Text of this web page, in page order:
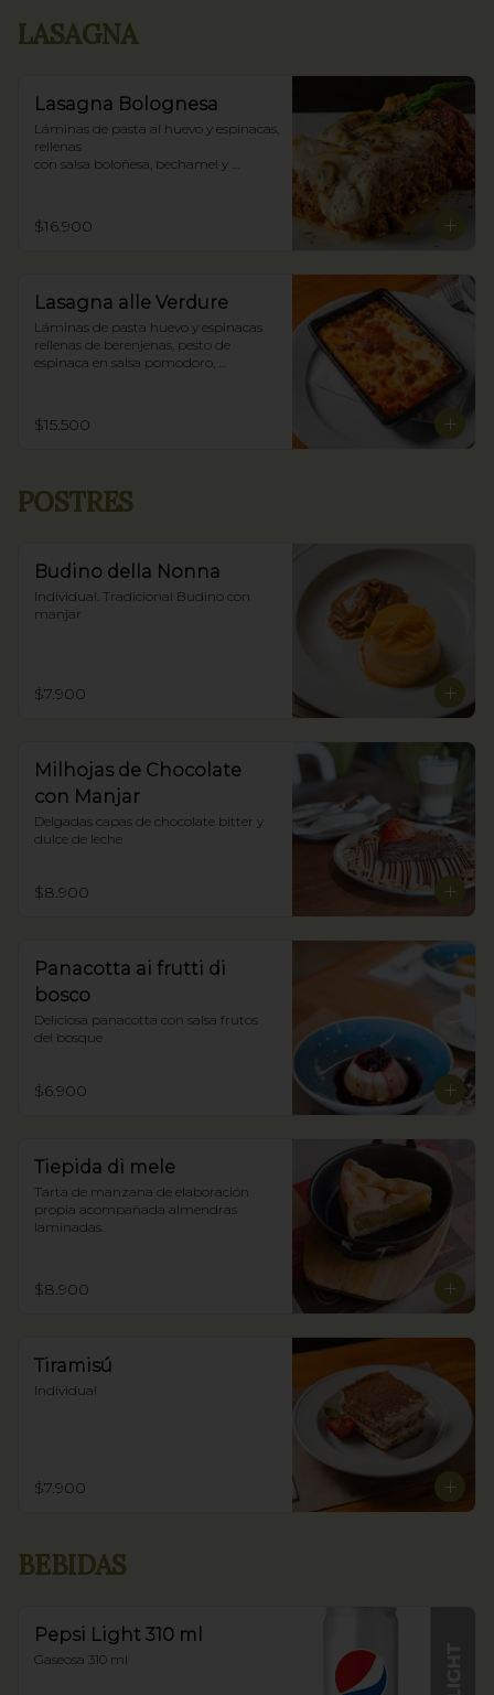
LASAGNA
Lasagna Bolognesa
Láminas de pasta al huevo y espinacas,
rellenas
con salsa boloñesa, bechamel y
$16.900
Lasagna alle Verdure
Láminas de pasta huevo y espinacas
rellenas de berenjenas, pesto de
espinaca en salsa pomodoro,
$15.500
POSTRES
Budino della Nonna
Individual. Tradicional Budino con
manjar
$7.900
Milhojas de Chocolate
con Manjar
Delgadas capas de chocolate bitter y
dulce de leche
$8.900
Panacotta ai frutti di
bosco
Deliciosa panacotta con salsa frutos
del bosque
$6.900
Tiepida di mele
Tarta de manzana de elaboración
propia acompañada almendras
laminadas.
$8.900
Tiramisú
Individual
$7.900
BEBIDAS
Pepsi Light 310 ml
Gaseosa 310 ml